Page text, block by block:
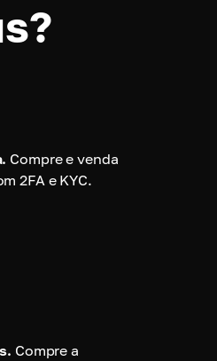
Compre e venda
2FA e KYC.
Compre a